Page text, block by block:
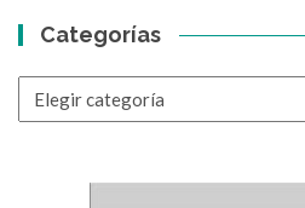
Categorías
Categorías